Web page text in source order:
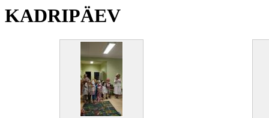
KADRIPÄEV